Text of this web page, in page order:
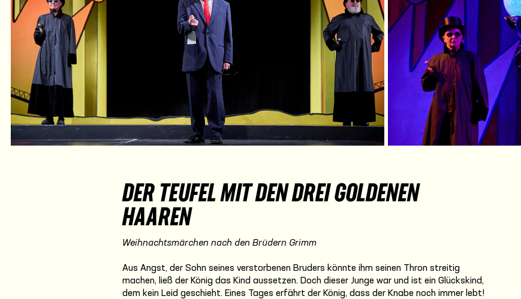
DER TEUFEL MIT DEN DREI GOLDENEN
HAAREN
Weihnachtsmärchen nach den Brüdern Grimm
Aus Angst, der Sohn seines verstorbenen Bruders könnte ihm seinen Thron streitig
machen, ließ der König das Kind aussetzen. Doch dieser Junge war und ist ein Glückskind,
dem kein Leid geschieht. Eines Tages erfährt der König, dass der Knabe noch immer lebt!